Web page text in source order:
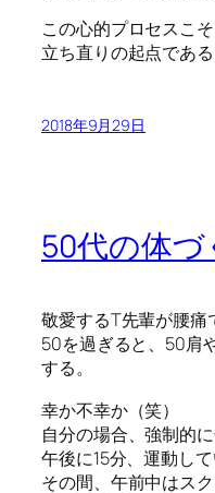
この心的プロセスこそ
立ち直りの起点であ
2018年9月29日
50代の体
敬愛するT先輩が腰痛
50を過ぎると、50肩
する。
幸か不幸か（笑）
自分の場合、強制的
午後に15分、運動し
その間、午前中はス